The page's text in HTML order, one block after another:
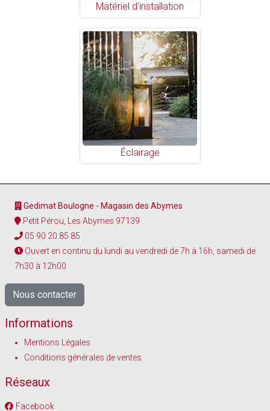
Matériel d'installation
Éclairage
Gedimat Boulogne - Magasin des Abymes
Petit Pérou, Les Abymes 97139
05 90 20 85 85
Ouvert en continu du lundi au vendredi de 7h à 16h, samedi de
7h30 à 12h00
Nous contacter
Informations
Mentions Légales
Conditions générales de ventes
Réseaux
Facebook